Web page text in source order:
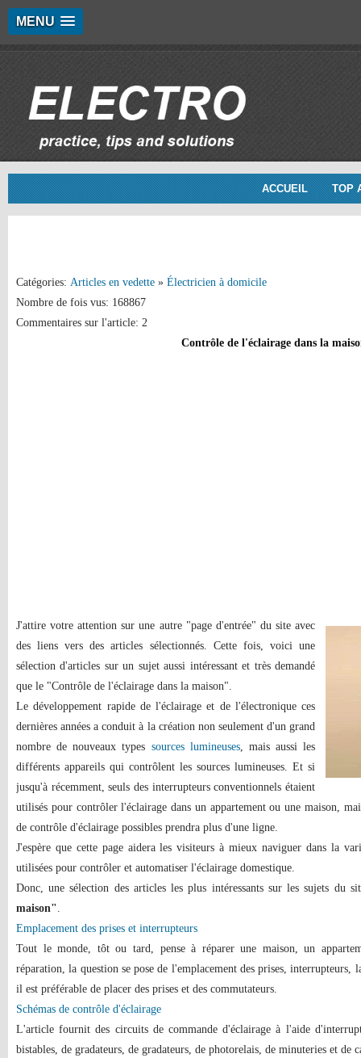
MENU
ACCUEIL TOP
Catégories: Articles en vedette » Électricien à domicile
Nombre de fois vus: 168867
Commentaires sur l'article: 2
Contrôle de l'éclairage dans la
J'attire votre attention sur une autre "page d'entrée" du site avec
des liens vers des articles sélectionnés. Cette fois, voici une
sélection d'articles sur un sujet aussi intéressant et très demandé
que le "Contrôle de l'éclairage dans la maison".
Le développement rapide de l'éclairage et de l'électronique ces
dernières années a conduit à la création non seulement d'un grand
nombre de nouveaux types sources lumineuses, mais aussi les
différents appareils qui contrôlent les sources lumineuses. Et si
jusqu'à récemment, seuls des interrupteurs conventionnels étaient
utilisés pour contrôler l'éclairage dans un appartement ou une maison,
de contrôle d'éclairage possibles prendra plus d'une ligne.
J'espère que cette page aidera les visiteurs à mieux naviguer dans la
utilisées pour contrôler et automatiser l'éclairage domestique.
Donc, une sélection des articles les plus intéressants sur les sujets du
maison".
Emplacement des prises et interrupteurs
Tout le monde, tôt ou tard, pense à réparer une maison, un
réparation, la question se pose de l'emplacement des prises,
il est préférable de placer des prises et des commutateurs.
Schémas de contrôle d'éclairage
L'article fournit des circuits de commande d'éclairage à l'aide
bistables, de gradateurs, de gradateurs, de photorelais, de minuteries et de